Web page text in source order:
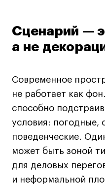
Цифровой маркетолог
Технолог-
Все программы
Для школьников
Интенсивы
Среднесрочные
Долгосрочные
Все программы
Сценарий —
а не
Современное
не работает как
способно
условия: погодные,
поведенческие.
может быть зоной
для деловых
и неформальной